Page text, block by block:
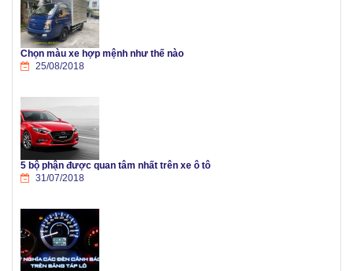
Chọn màu xe hợp mệnh như thế nào
25/08/2018
5 bộ phận được quan tâm nhất trên xe ô tô
31/07/2018